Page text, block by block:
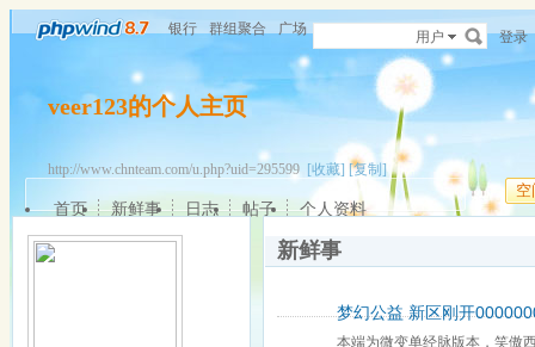
银行 群组聚合 广场 用户 登录
veer123的个人主页
http://www.chnteam.com/u.php?uid=295599 [收藏] [复制]
空
首页 新鲜事 日志 帖子 个人资料
新鲜事
梦幻公益 新区刚开
本端为微变单经脉版本，笑傲